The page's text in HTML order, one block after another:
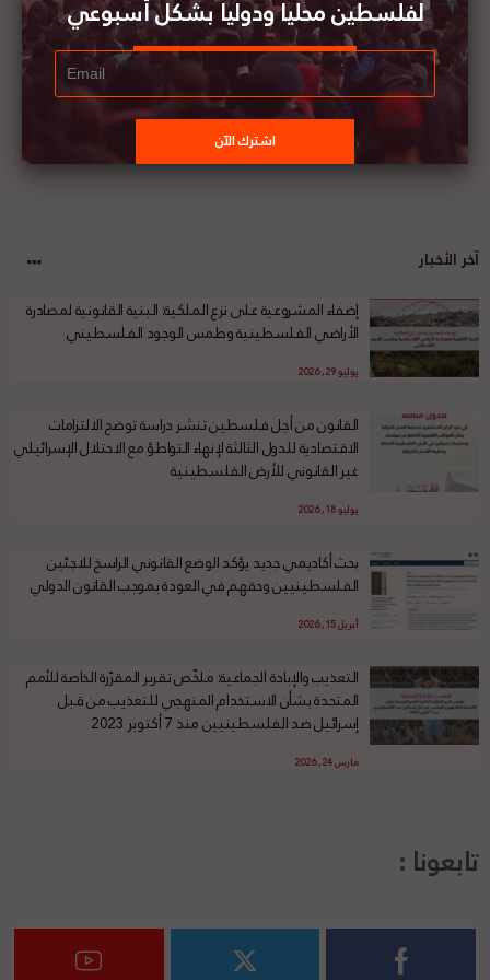
آخر الأخبار
إضفاء المشروعية على نزع الملكية: البنية القانونية لمصادرة
الأراضي الفلسطينية وطمس الوجود الفلسطيني
يوليو 29, 2026
القانون من أجل فلسطين تنشر دراسة توضح الالتزامات
الاقتصادية للدول الثالثة لإنهاء التواطؤ مع الاحتلال الإسرائيلي
غير القانوني للأرض الفلسطينية
يوليو 18, 2026
بحث أكاديمي جديد يؤكد الوضع القانوني الراسخ للاجئين
الفلسطينيين وحقهم في العودة بموجب القانون الدولي
أبريل 15, 2026
التعذيب والإبادة الجماعية: ملخّص تقرير المقرّرة الخاصة للأمم
المتحدة بشأن الاستخدام المنهجي للتعذيب من قبل
إسرائيل ضد الفلسطينيين منذ 7 أكتوبر 2023
مارس 24, 2026
تابعونا :
لفلسطين محليا ودوليا بشكل أسبوعي